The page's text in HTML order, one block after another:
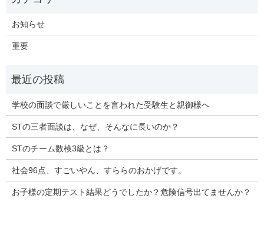
お知らせ
重要
学校の面談で厳しいことを言われた受験生と親御様へ
STの三者面談は、なぜ、そんなに長いのか？
STのチーム数検3級とは？
社会96点、すごいやん、すららのおかげです。
お子様の定期テスト結果どうでしたか？危険信号出てませんか？